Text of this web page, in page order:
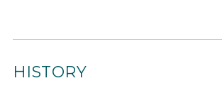
HISTORY